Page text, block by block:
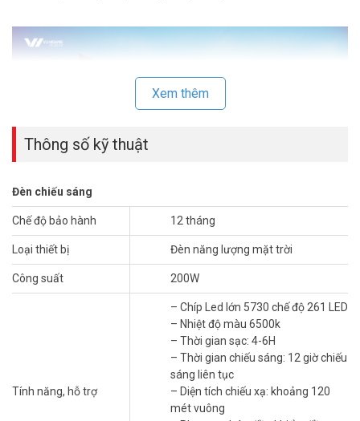
JINDIAN JD T200 NEW nổi bật với thiết kế hiện đại, tinh tế, dễ lắp đặt
ở nhiều vị trí. Đèn sử dụng tấm pin năng lượng mặt trời hiệu suất
cao, hấp thụ ánh sáng tối ưu. Hoạt động hiệu quả ngay cả trong
điều kiện thời tiết không thuận lợi. Với công suất 200W, đèn cung
cấp ánh sáng cực mạnh. Phù hợp chiếu sáng các không gian rộng
Ưu điểm vượt trội của JINDIAN JD T200
NEW
Tiết kiệm điện năng tối đa: Hoạt động 100% bằng năng lượng
Xem thêm
Thông số kỹ thuật
Đèn chiếu sáng
Chế độ bảo hành 12 tháng
Loại thiết bị Đèn năng lượng mặt trời
Công suất 200W
Tính năng, hỗ trợ
– Chíp Led lớn 5730 chế độ 261 LED
– Nhiệt độ màu 6500k
– Thời gian sạc: 4-6H
– Thời gian chiếu sáng: 12 giờ chiếu
sáng liên tục
– Diện tích chiếu xạ: khoảng 120
mét vuông